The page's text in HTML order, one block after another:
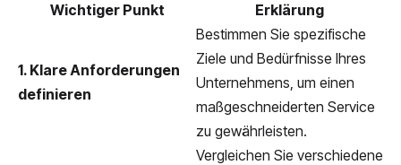
Wichtiger Punkt Erklärung
1. Klare Anforderungen
definieren
Bestimmen Sie spezifische
Ziele und Bedürfnisse Ihres
Unternehmens, um einen
maßgeschneiderten Service
zu gewährleisten.
Vergleichen Sie verschiedene